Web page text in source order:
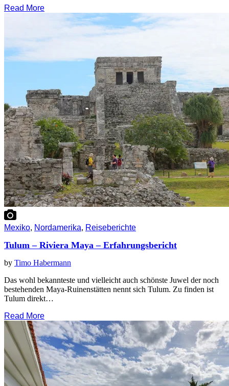
Read More
Mexiko, Nordamerika, Reiseberichte
Tulum – Riviera Maya – Erfahrungsbericht
by Timo Habermann
Das wohl bekannteste und vielleicht auch schönste Juwel der noch
bestehenden Maya-Ruinenstätten nennt sich Tulum. Zu finden ist
Tulum direkt…
Read More